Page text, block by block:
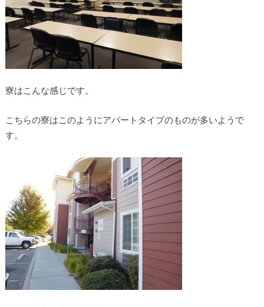
寮はこんな感じです。
こちらの寮はこのようにアパートタイプのものが多いようで
す。